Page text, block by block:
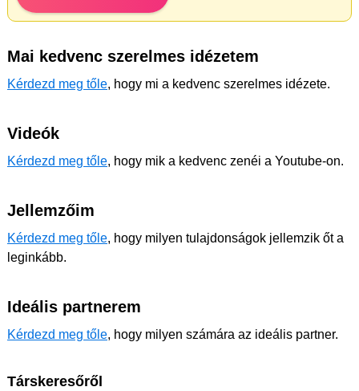
Mai kedvenc szerelmes idézetem
Kérdezd meg tőle, hogy mi a kedvenc szerelmes idézete.
Videók
Kérdezd meg tőle, hogy mik a kedvenc zenéi a Youtube-on.
Jellemzőim
Kérdezd meg tőle, hogy milyen tulajdonságok jellemzik őt a
leginkább.
Ideális partnerem
Kérdezd meg tőle, hogy milyen számára az ideális partner.
Társkeresőről